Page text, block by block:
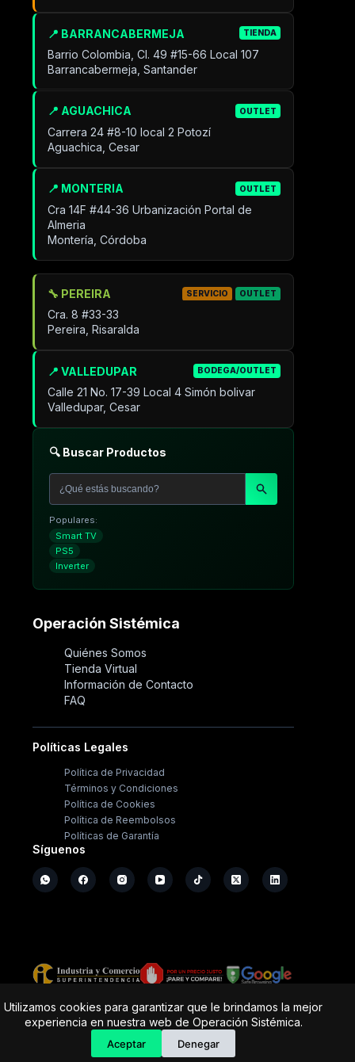
Utilizamos cookies para garantizar que le brindamos la mejor
experiencia en nuestra web de Operación Sistémica.
Aceptar Denegar
📍 BARRANCABERMEJA TIENDA
Barrio Colombia, Cl. 49 #15-66 Local 107
Barrancabermeja, Santander
📍 AGUACHICA OUTLET
Carrera 24 #8-10 local 2 Potozí
Aguachica, Cesar
📍 MONTERIA OUTLET
Cra 14F #44-36 Urbanización Portal de
Almeria
Montería, Córdoba
📍 VALLEDUPAR BODEGA/OUTLET
Calle 21 No. 17-39 Local 4 Simón bolivar
Valledupar, Cesar
🔧 PEREIRA SERVICIO OUTLET
Cra. 8 #33-33
Pereira, Risaralda
🔍 Buscar Productos
Populares:
Smart TV
PS5
Inverter
Operación Sistémica
Quiénes Somos
Tienda Virtual
Información de Contacto
FAQ
Políticas Legales
Política de Privacidad
Términos y Condiciones
Política de Cookies
Política de Reembolsos
Políticas de Garantía
Síguenos
Copyright © - Operación Sistémica
Tienda de electrodomésticos; repuestos y casa de
software.